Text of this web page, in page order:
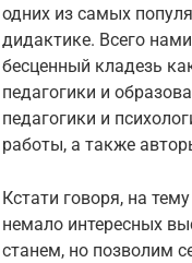
одних из самых
дидактике. Всего
бесценный кладезь
педагогики и
педагогики и
работы, а также
Кстати говоря, на
немало интересных
станем, но позволим